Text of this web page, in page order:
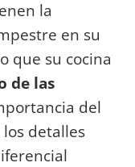
la
en su
que su cocina
de las
del
detalles